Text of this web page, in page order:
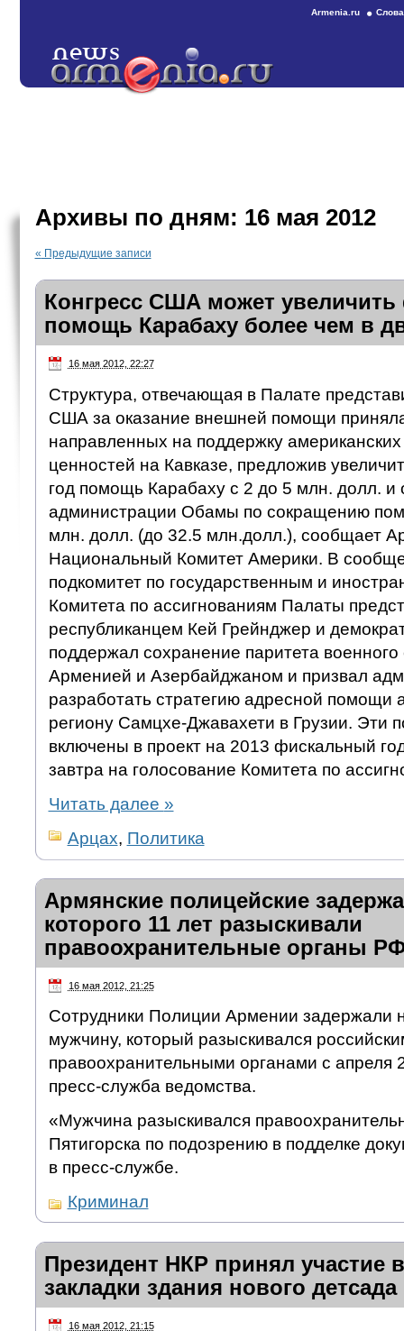
Armenia.ru
Архивы по дням: 16 мая 2012
« Предыдущие записи
Конгресс США может
помощь Карабаху более чем в
16 мая 2012, 22:27
Структура, отвечающая в Палате
США за оказание внешней помощи
направленных на поддержку
ценностей на Кавказе, предложив
год помощь Карабаху с 2 до 5 млн. долл. и
администрации Обамы по сокращению
млн. долл. (до 32.5 млн.долл.), сообщает
Национальный Комитет Америки. В
подкомитет по государственным и
Комитета по ассигнованиям Палаты
республиканцем Кей Грейнджер и
поддержал сохранение паритета
Арменией и Азербайджаном и призвал
разработать стратегию адресной помощи
региону Самцхе-Джавахети в Грузии. Эти
включены в проект на 2013 фискальный
завтра на голосование Комитета по
Читать далее »
Арцах, Политика
Армянские полицейские
которого 11 лет разыскивали
правоохранительные органы
16 мая 2012, 21:25
Сотрудники Полиции Армении задержали
мужчину, который разыскивался
правоохранительными органами с апреля
пресс-служба ведомства.
«Мужчина разыскивался
Пятигорска по подозрению в подделке
в пресс-службе.
Криминал
Президент НКР принял участие
закладки здания нового
16 мая 2012, 21:15